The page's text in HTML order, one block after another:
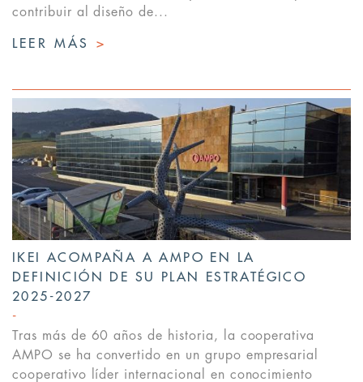
contribuir al diseño de...
LEER MÁS >
IKEI ACOMPAÑA A AMPO EN LA
DEFINICIÓN DE SU PLAN ESTRATÉGICO
2025-2027
Tras más de 60 años de historia, la cooperativa
AMPO se ha convertido en un grupo empresarial
cooperativo líder internacional en conocimiento